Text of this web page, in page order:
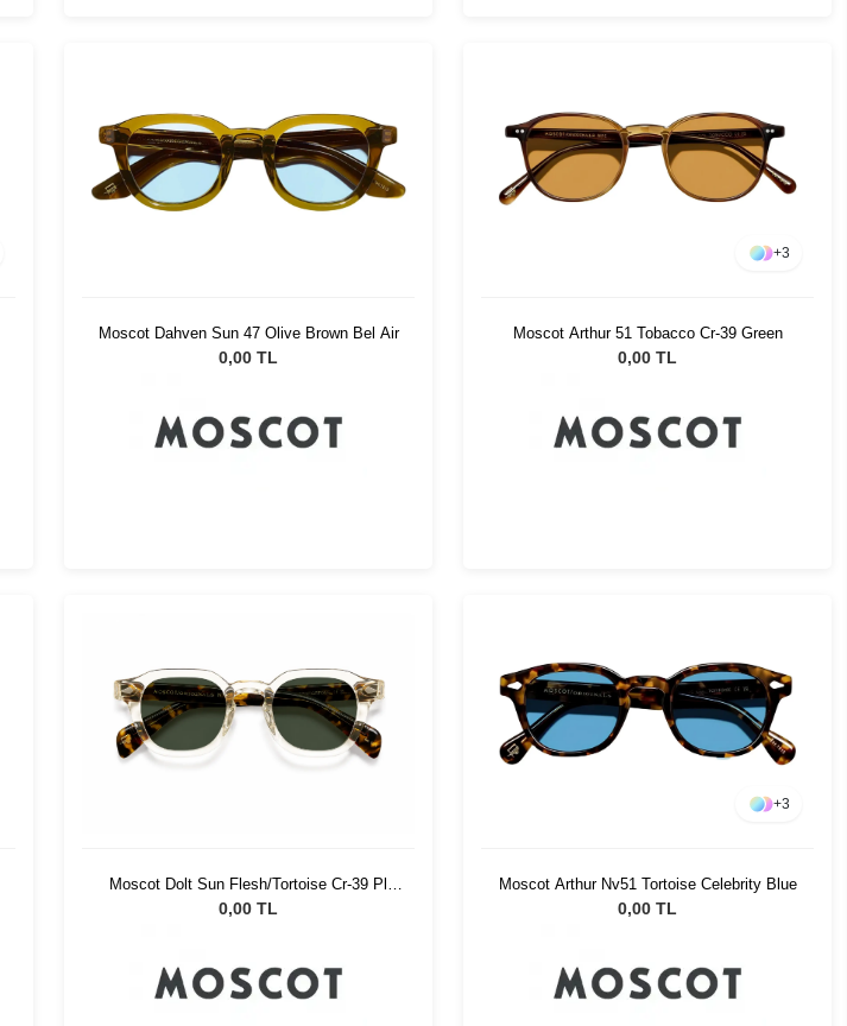
Moscot Dahven Sun 47 Olive Brown Bel Air
0,00 TL
+3
Moscot Arthur 51 Tobacco Cr-39 Green
0,00 TL
Moscot Dolt Sun Flesh/Tortoise Cr-39 Pl
G15
0,00 TL
+3
Moscot Arthur Nv51 Tortoise Celebrity Blue
0,00 TL